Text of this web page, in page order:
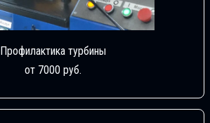
Профилактика турбины
от 7000 руб.